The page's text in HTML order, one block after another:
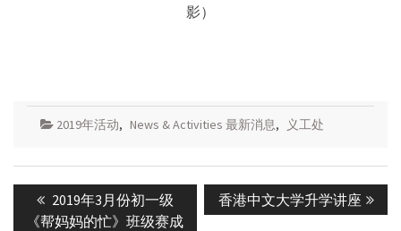
影）
2019年活动, News & Activities 最新消息, 义工处
navigation
Previous
post:
2019年3月份初一级
《帮妈妈的忙》班级赛成
Next
post:
香港中文大学升学讲座